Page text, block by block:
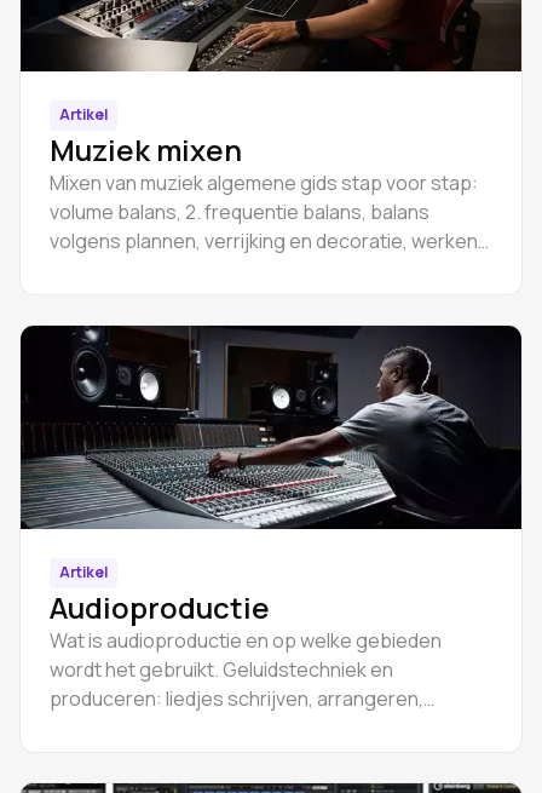
Artikel
Muziek mixen
Mixen van muziek algemene gids stap voor stap:
volume balans, 2. frequentie balans, balans
volgens plannen, verrijking en decoratie, werken
Artikel
Audioproductie
Wat is audioproductie en op welke gebieden
wordt het gebruikt. Geluidstechniek en
produceren: liedjes schrijven, arrangeren,